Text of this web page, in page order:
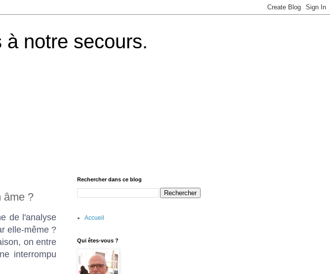
notre secours.
âme ?
de l'analyse
elle-même ?
on entre
interrompu
Rechercher dans ce blog
Accueil
Qui êtes-vous ?